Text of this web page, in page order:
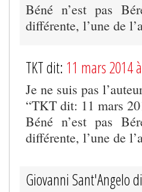
Béné n’est pas
différente, l’une de
TKT dit: 11 mars 2014
Je ne suis pas
“TKT dit: 11 mars
Béné n’est pas
différente, l’une de
Giovanni Sant'Angelo